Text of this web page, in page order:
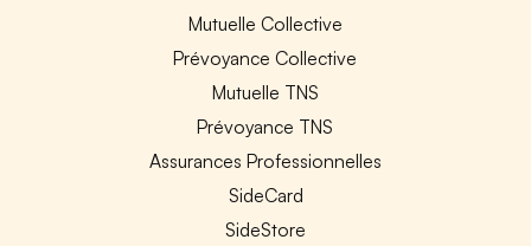
Mutuelle Collective
Prévoyance Collective
Mutuelle TNS
Prévoyance TNS
Assurances Professionnelles
SideCard
SideStore